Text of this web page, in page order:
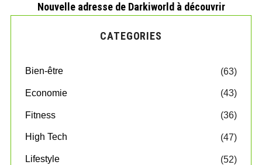
Nouvelle adresse de Darkiworld à découvrir
CATEGORIES
Bien-être (63)
Economie (43)
Fitness (36)
High Tech (47)
Lifestyle (52)